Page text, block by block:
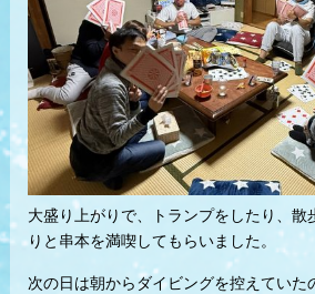
大盛り上がりで、トランプをしたり、散
りと串本を満喫してもらいました。
次の日は朝からダイビングを控えていた